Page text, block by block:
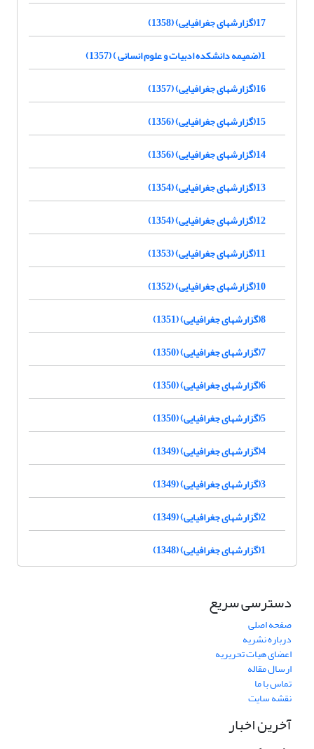
17(گزارشهای جغرافیایی) (1358)
1(ضمیمه دانشکده ادبیات و علوم انسانی ) (1357)
16(گزارشهای جغرافیایی) (1357)
15(گزارشهای جغرافیایی) (1356)
14(گزارشهای جغرافیایی) (1356)
13(گزارشهای جغرافیایی) (1354)
12(گزارشهای جغرافیایی) (1354)
11(گزارشهای جغرافیایی) (1353)
10(گزارشهای جغرافیایی) (1352)
8(گزارشهای جغرافیایی) (1351)
7(گزارشهای جغرافیایی) (1350)
6(گزارشهای جغرافیایی) (1350)
5(گزارشهای جغرافیایی) (1350)
4(گزارشهای جغرافیایی) (1349)
3(گزارشهای جغرافیایی) (1349)
2(گزارشهای جغرافیایی) (1349)
1(گزارشهای جغرافیایی) (1348)
دسترسی سریع
صفحه اصلی
درباره نشریه
اعضای هیات تحریریه
ارسال مقاله
تماس با ما
نقشه سایت
آخرین اخبار